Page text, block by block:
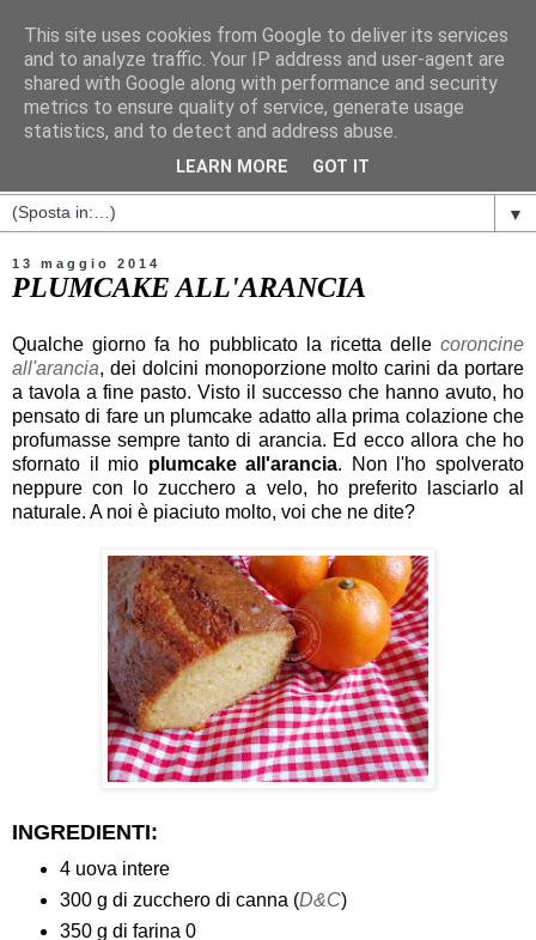
▼
13 maggio 2014
PLUMCAKE ALL'ARANCIA
Qualche giorno fa ho pubblicato la ricetta delle coroncine
all'arancia, dei dolcini monoporzione molto carini da portare
a tavola a fine pasto. Visto il successo che hanno avuto, ho
pensato di fare un plumcake adatto alla prima colazione che
profumasse sempre tanto di arancia. Ed ecco allora che ho
sfornato il mio plumcake all'arancia. Non l'ho spolverato
neppure con lo zucchero a velo, ho preferito lasciarlo al
naturale. A noi è piaciuto molto, voi che ne dite?
INGREDIENTI:
4 uova intere
300 g di zucchero di canna (D&C)
350 g di farina 0
This site uses cookies from Google to deliver its services
and to analyze traffic. Your IP address and user-agent are
shared with Google along with performance and security
metrics to ensure quality of service, generate usage
statistics, and to detect and address abuse.
LEARN MORE GOT IT